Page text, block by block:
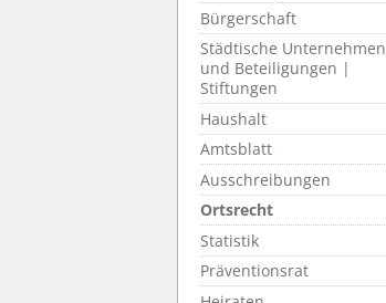
Bürgerschaft
Städtische Unternehmen
und Beteiligungen |
Stiftungen
Haushalt
Amtsblatt
Ausschreibungen
Ortsrecht
Statistik
Präventionsrat